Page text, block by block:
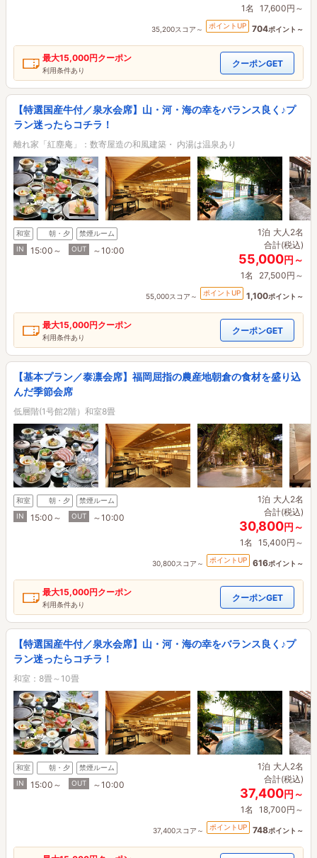
1名 17,600円～
35,200スコア～ ポイントUP 704ポイント～
最大15,000円クーポン
利用条件あり
クーポンGET
【特選国産牛付／泉水会席】山・河・海の幸をバランス良く♪プ
ラン迷ったらコチラ！
離れ家「紅塵庵」：数寄屋造の和風建築・ 内湯は温泉あり
和室 朝・夕
禁煙ルーム
IN
15:00～ OUT ～10:00
1泊 大人2名
合計(税込)
55,000円～
1名 27,500円～
55,000スコア～ ポイントUP 1,100ポイント～
最大15,000円クーポン
利用条件あり
クーポンGET
【基本プラン／泰凛会席】福岡屈指の農産地朝倉の食材を盛り込
んだ季節会席
低層階(1号館2階）和室8畳
和室 朝・夕
禁煙ルーム
IN
15:00～ OUT ～10:00
1泊 大人2名
合計(税込)
30,800円～
1名 15,400円～
30,800スコア～ ポイントUP 616ポイント～
最大15,000円クーポン
利用条件あり
クーポンGET
【特選国産牛付／泉水会席】山・河・海の幸をバランス良く♪プ
ラン迷ったらコチラ！
和室：8畳～10畳
和室 朝・夕
禁煙ルーム
IN
15:00～ OUT ～10:00
1泊 大人2名
合計(税込)
37,400円～
1名 18,700円～
37,400スコア～ ポイントUP 748ポイント～